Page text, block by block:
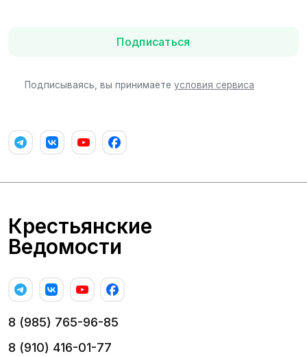
Подписаться
Подписываясь, вы принимаете условия сервиса
Крестьянские
Ведомости
8 (985) 765-96-85
8 (910) 416-01-77